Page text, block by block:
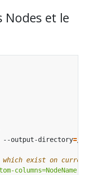
Nodes et le
top
node
--output-directory=
exist on current